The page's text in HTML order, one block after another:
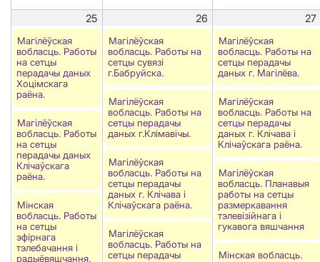
25 26 27
Магілёўская
вобласць. Работы
на сетцы
перадачы даных
Хоцімскага
раёна.
Магілёўская
вобласць. Работы
на сетцы
перадачы даных
Клічаўскага
раёна.
Мінская
вобласць. Работы
на сетцы
эфірнага
тэлебачання і
радыёвяшчання.
Магілёўская
вобласць. Работы на
сетцы сувязі
г.Бабруйска.
Магілёўская
вобласць. Работы на
сетцы перадачы
даных г.Клімавічы.
Магілёўская
вобласць. Работы на
сетцы перадачы
даных г. Клічава і
Клічаўскага раёна.
Магілёўская
вобласць. Работы на
сетцы перадачы
Магілёўская
вобласць. Работы на
сетцы перадачы
даных г. Магілёва.
Магілёўская
вобласць. Работы на
сетцы перадачы
даных г. Клічава і
Клічаўскага раёна.
Магілёўская
вобласць. Планавыя
работы на сетцы
размеркавання
тэлевізійнага і
гукавога вяшчання
Мінская вобласць.